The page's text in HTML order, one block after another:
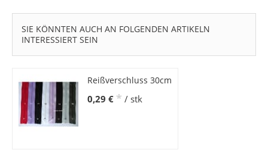
SIE KÖNNTEN AUCH AN FOLGENDEN ARTIKELN
INTERESSIERT SEIN
Reißverschluss 30cm
0,29 € * / stk